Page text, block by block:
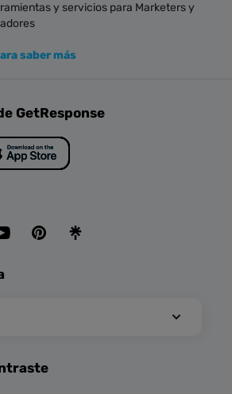
y servicios para Marketers y
saber más
GetResponse